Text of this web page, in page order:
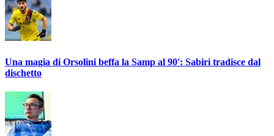
Una magia di Orsolini beffa la Samp al 90': Sabiri tradisce dal
dischetto